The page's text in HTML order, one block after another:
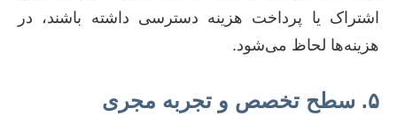
اشتراک یا پرداخت هزینه دسترسی داشته باشند، در
هزینه‌ها لحاظ می‌شود.
۵. سطح تخصص و تجربه مجری